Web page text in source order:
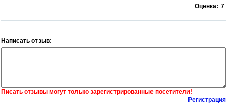
Оценка: 7
Написать отзыв:
Писать отзывы могут только зарегистрированные посетители!
Регистрация